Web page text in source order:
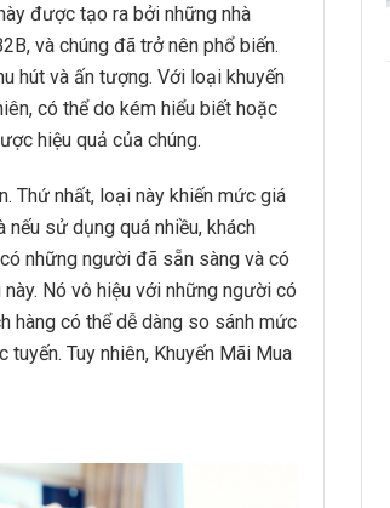
được tạo ra bởi những nhà
và chúng đã trở nên phổ biến.
hút và ấn tượng. Với loại khuyến
có thể do kém hiểu biết hoặc
hiệu quả của chúng.
Thứ nhất, loại này khiến mức giá
sử dụng quá nhiều, khách
những người đã sẵn sàng và có
Nó vô hiệu với những người có
hàng có thể dễ dàng so sánh mức
Tuy nhiên, Khuyến Mãi Mua